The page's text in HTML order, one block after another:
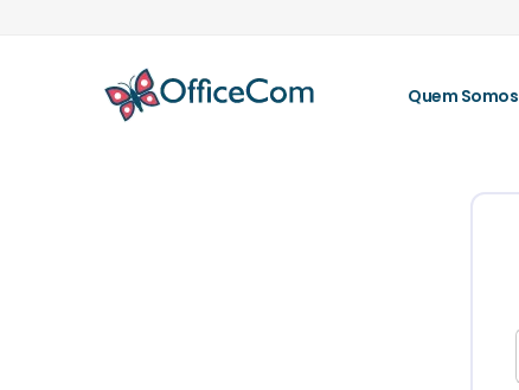
Quem Somos